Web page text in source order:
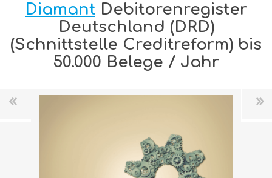
Diamant Debitorenregister
Deutschland (DRD)
(Schnittstelle Creditreform) bis
50.000 Belege / Jahr